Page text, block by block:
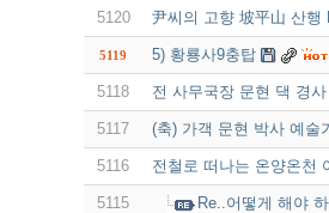
5120 尹씨의 고향 坡平山 산행
5119 5) 황룡사9충탑
5118 전 사무국장 문현 댁 경사
5117 (축) 가객 문현 박사 예술
5116 전철로 떠나는 온양온천
5115 Re..어떻게 해야